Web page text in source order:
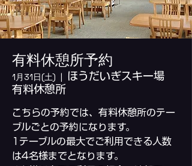
有料休憩所予約
1月31日(土)
  |
ほうだいぎスキー場
有料休憩所
こちらの予約では、有料休憩所のテー
ブルごとの予約になります。
1テーブルの最大でご利用できる人数
は4名様までとなります。